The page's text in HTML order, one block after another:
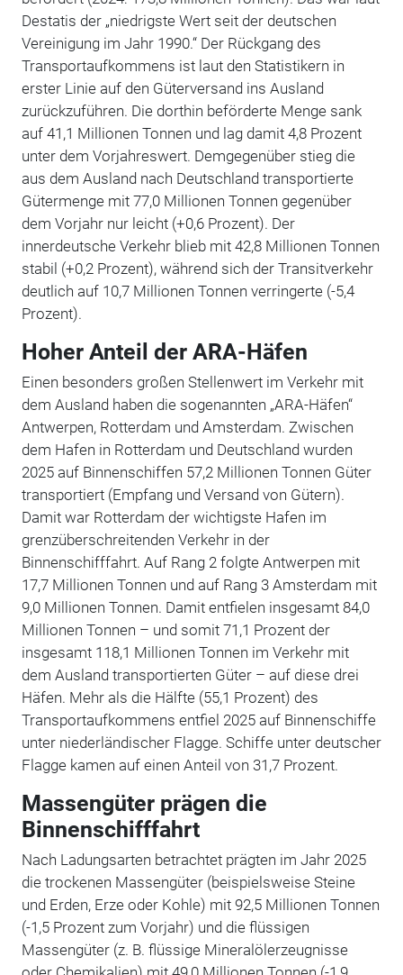
Destatis der „niedrigste Wert seit der deutschen
Vereinigung im Jahr 1990.“ Der Rückgang des
Transportaufkommens ist laut den Statistikern in
erster Linie auf den Güterversand ins Ausland
zurückzuführen. Die dorthin beförderte Menge sank
auf 41,1 Millionen Tonnen und lag damit 4,8 Prozent
unter dem Vorjahreswert. Demgegenüber stieg die
aus dem Ausland nach Deutschland transportierte
Gütermenge mit 77,0 Millionen Tonnen gegenüber
dem Vorjahr nur leicht (+0,6 Prozent). Der
innerdeutsche Verkehr blieb mit 42,8 Millionen Tonnen
stabil (+0,2 Prozent), während sich der Transitverkehr
deutlich auf 10,7 Millionen Tonnen verringerte (-5,4
Prozent).
Hoher Anteil der ARA-Häfen
Einen besonders großen Stellenwert im Verkehr mit
dem Ausland haben die sogenannten „ARA-Häfen“
Antwerpen, Rotterdam und Amsterdam. Zwischen
dem Hafen in Rotterdam und Deutschland wurden
2025 auf Binnenschiffen 57,2 Millionen Tonnen Güter
transportiert (Empfang und Versand von Gütern).
Damit war Rotterdam der wichtigste Hafen im
grenzüberschreitenden Verkehr in der
Binnenschifffahrt. Auf Rang 2 folgte Antwerpen mit
17,7 Millionen Tonnen und auf Rang 3 Amsterdam mit
9,0 Millionen Tonnen. Damit entfielen insgesamt 84,0
Millionen Tonnen – und somit 71,1 Prozent der
insgesamt 118,1 Millionen Tonnen im Verkehr mit
dem Ausland transportierten Güter – auf diese drei
Häfen. Mehr als die Hälfte (55,1 Prozent) des
Transportaufkommens entfiel 2025 auf Binnenschiffe
unter niederländischer Flagge. Schiffe unter deutscher
Flagge kamen auf einen Anteil von 31,7 Prozent.
Massengüter prägen die
Binnenschifffahrt
Nach Ladungsarten betrachtet prägten im Jahr 2025
die trockenen Massengüter (beispielsweise Steine
und Erden, Erze oder Kohle) mit 92,5 Millionen Tonnen
(-1,5 Prozent zum Vorjahr) und die flüssigen
Massengüter (z. B. flüssige Mineralölerzeugnisse